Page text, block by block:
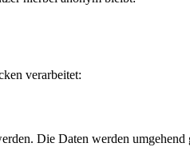
verarbeitet:
Die Daten werden